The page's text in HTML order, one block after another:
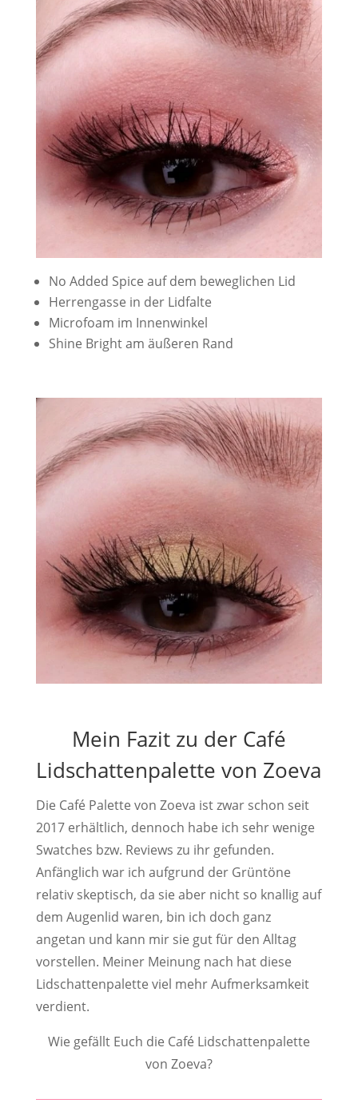
No Added Spice auf dem beweglichen Lid
Herrengasse in der Lidfalte
Microfoam im Innenwinkel
Shine Bright am äußeren Rand
Mein Fazit zu der Café
Lidschattenpalette von Zoeva
Die Café Palette von Zoeva ist zwar schon seit
2017 erhältlich, dennoch habe ich sehr wenige
Swatches bzw. Reviews zu ihr gefunden.
Anfänglich war ich aufgrund der Grüntöne
relativ skeptisch, da sie aber nicht so knallig auf
dem Augenlid waren, bin ich doch ganz
angetan und kann mir sie gut für den Alltag
vorstellen. Meiner Meinung nach hat diese
Lidschattenpalette viel mehr Aufmerksamkeit
verdient.
Wie gefällt Euch die Café Lidschattenpalette
von Zoeva?